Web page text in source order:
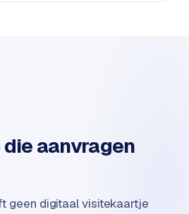
aanvragen
geen digitaal visitekaartje